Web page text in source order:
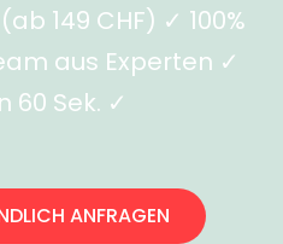
149 CHF) ✓ 100%
aus Experten ✓
60 Sek. ✓
ANFRAGEN